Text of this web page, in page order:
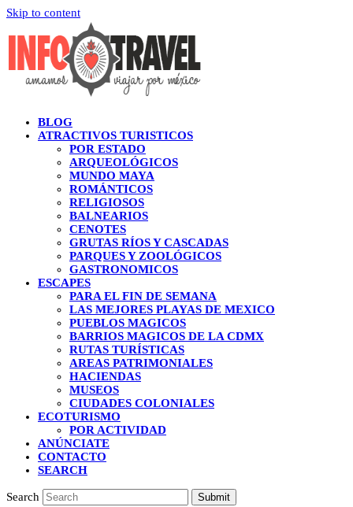
Skip to content
BLOG
ATRACTIVOS TURISTICOS
POR ESTADO
ARQUEOLÓGICOS
MUNDO MAYA
ROMÁNTICOS
RELIGIOSOS
BALNEARIOS
CENOTES
GRUTAS RÍOS Y CASCADAS
PARQUES Y ZOOLÓGICOS
GASTRONOMICOS
ESCAPES
PARA EL FIN DE SEMANA
LAS MEJORES PLAYAS DE MEXICO
PUEBLOS MAGICOS
BARRIOS MAGICOS DE LA CDMX
RUTAS TURÍSTICAS
AREAS PATRIMONIALES
HACIENDAS
MUSEOS
CIUDADES COLONIALES
ECOTURISMO
POR ACTIVIDAD
ANÚNCIATE
CONTACTO
SEARCH
Search Submit